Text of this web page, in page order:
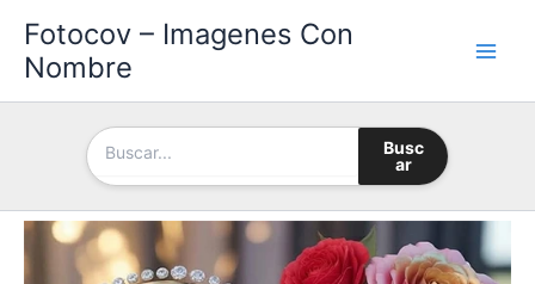
contenido
Fotocov – Imagenes Con
Nombre
Busc
ar